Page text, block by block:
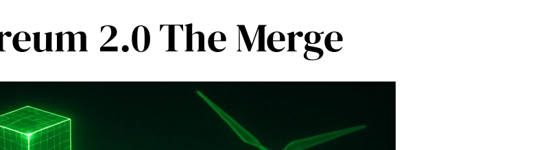
2.0 The Merge